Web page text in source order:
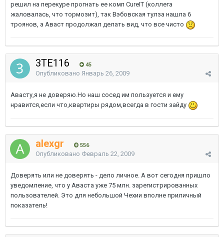
решил на перекуре прогнать ее комп CureIT (коллега
жаловалась, что тормозит), так Вэбовская тулза нашла 6
троянов, а Аваст продолжал делать вид, что все чисто
3TE116 45
Опубликовано Январь 26, 2009
Авасту,я не доверяю.Но наш сосед им пользуется и ему
нравится,если что,квартиры рядом,всегда в гости зайду
alexgr 556
Опубликовано Февраль 22, 2009
Доверять или не доверять - дело личное. А вот сегодня пришло
уведомление, что у Аваста уже 75 млн. зарегистрированных
пользователей. Это для небольшой Чехии вполне приличный
показатель!